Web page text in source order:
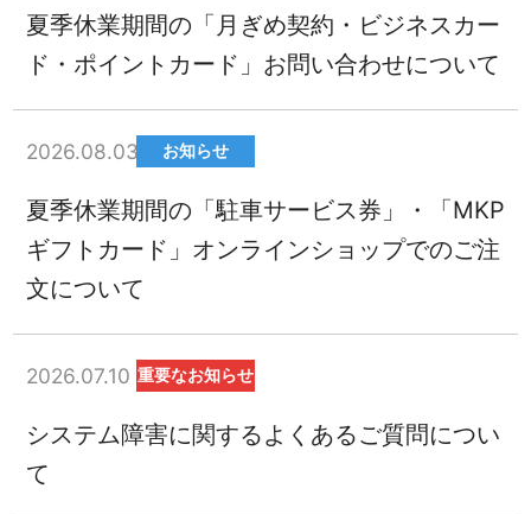
夏季休業期間の「月ぎめ契約・ビジネスカー
ド・ポイントカード」お問い合わせについて
2026.08.03 お知らせ
夏季休業期間の「駐車サービス券」・「MKP
ギフトカード」オンラインショップでのご注
文について
2026.07.10 重要なお知らせ
システム障害に関するよくあるご質問につい
て